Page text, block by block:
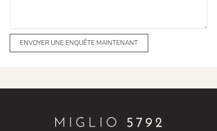
ENVOYER UNE ENQUÊTE MAINTENANT